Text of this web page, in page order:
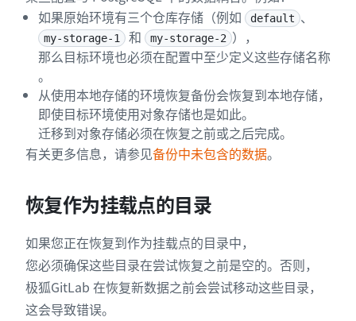
如果原始环境有三个仓库存储（例如
default 、
my-storage-1 和 my-storage-2 ），
那么目标环境也必须在配置中至少定义这些存储名称
。
从使用本地存储的环境恢复备份会恢复到本地存储，
即使目标环境使用对象存储也是如此。
迁移到对象存储必须在恢复之前或之后完成。
有关更多信息，请参见备份中未包含的数据。
恢复作为挂载点的目录
如果您正在恢复到作为挂载点的目录中，
您必须确保这些目录在尝试恢复之前是空的。否则，
极狐GitLab 在恢复新数据之前会尝试移动这些目录，
这会导致错误。